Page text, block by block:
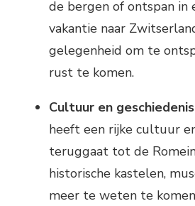
de bergen of ontspan in
vakantie naar
gelegenheid om te
rust te komen.
Cultuur en
heeft een rijke cultuur
teruggaat tot de
historische kastelen,
meer te weten te